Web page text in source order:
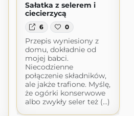
Sałatka z selerem i
ciecierzycą
6 0
Przepis wyniesiony z
domu, dokładnie od
mojej babci.
Niecodzienne
połączenie składników,
ale jakże trafione. Myślę,
że ogórki konserwowe
albo zwykły seler też (...)